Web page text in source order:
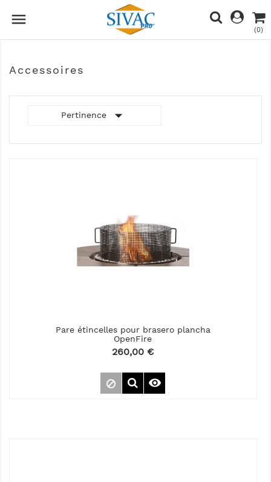

(0)
Accessoires
Pertinence 
Pare étincelles pour brasero plancha
OpenFire
Prix
260,00 €
